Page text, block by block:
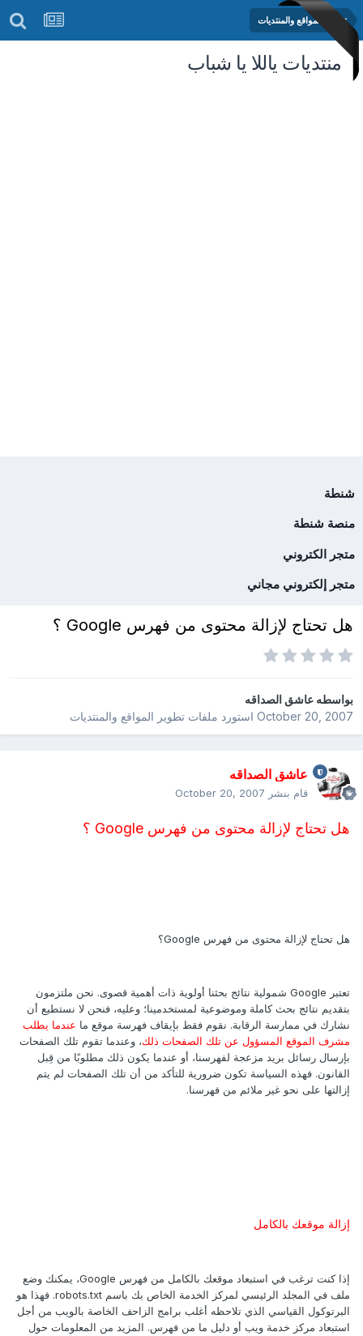
تطوير المواقع والمنتديات
منتديات ياللا يا شباب
شنطة
منصة شنطة
متجر الكتروني
متجر إلكتروني مجاني
هل تحتاج لإزالة محتوى من فهرس Google ؟
بواسطهعاشق الصداقه
October 20, 2007استورد ملفات تطوير المواقع والمنتديات
عاشق الصداقه
قام بنشر October 20, 2007
هل تحتاج لإزالة محتوى من فهرس Google ؟
هل تحتاج لإزالة محتوى من فهرس Google؟
تعتبر Google شمولية نتائج بحثنا أولوية ذات أهمية قصوى. نحن ملتزمون
بتقديم نتائج بحث كاملة وموضوعية لمستخدمينا؛ وعليه، فنحن لا نستطيع أن
نشارك في ممارسة الرقابة. نقوم فقط بإيقاف فهرسة موقع ما عندما يطلب
مشرف الموقع المسؤول عن تلك الصفحات ذلك، وعندما تقوم تلك الصفحات
بإرسال رسائل بريد مزعجة لفهرسنا، أو عندما يكون ذلك مطلوبًا من قِبل
القانون. فهذه السياسة تكون ضرورية للتأكد من أن تلك الصفحات لم يتم
إزالتها على نحو غير ملائم من فهرسنا.
إزالة موقعك بالكامل
إذا كنت ترغب في استبعاد موقعك بالكامل من فهرس Google، يمكنك وضع
ملف في المجلد الرئيسي لمركز الخدمة الخاص بك باسم robots.txt. فهذا هو
البرتوكول القياسي الذي تلاحظه أغلب برامج الزاحف الخاصة بالويب من أجل
استبعاد مركز خدمة ويب أو دليل ما من فهرس. المزيد من المعلومات حول